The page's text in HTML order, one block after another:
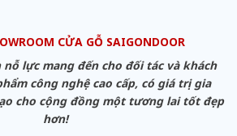
CỬA GỖ SAIGONDOOR
nỗ lực mang đến cho đối tác và khách
công nghệ cao cấp, có giá trị gia
cho cộng đồng một tương lai tốt đẹp
hơn!